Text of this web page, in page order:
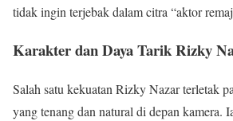
tidak ingin terjebak dalam citra “aktor
Karakter dan Daya Tarik Rizky
Salah satu kekuatan Rizky Nazar terletak
yang tenang dan natural di depan kamera.